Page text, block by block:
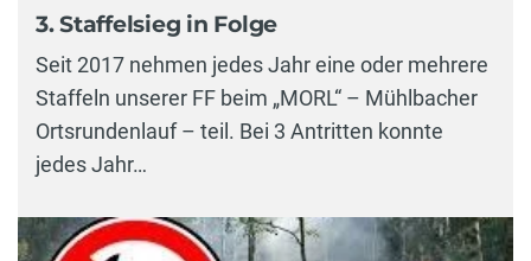
3. Staffelsieg in Folge
Seit 2017 nehmen jedes Jahr eine oder mehrere
Staffeln unserer FF beim „MORL“ – Mühlbacher
Ortsrundenlauf – teil. Bei 3 Antritten konnte
jedes Jahr…